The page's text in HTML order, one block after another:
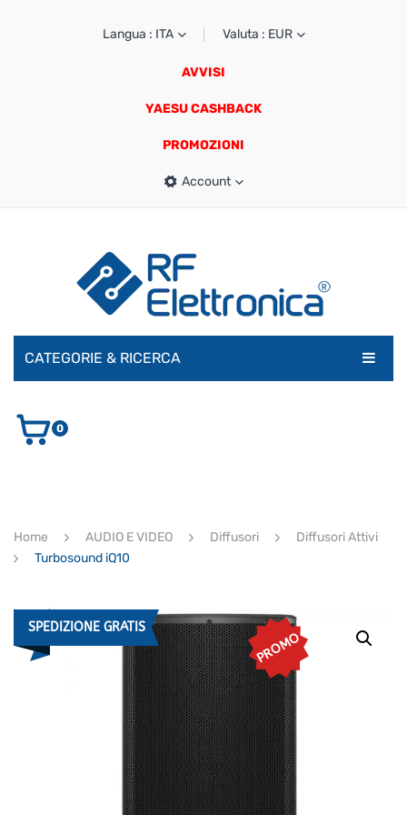
Langua : ITA Valuta : EUR
AVVISI
YAESU CASHBACK
PROMOZIONI
Account
CATEGORIE & RICERCA
AUDIO E VIDEO
ULTIMI ARRIVI
0
Home AUDIO E VIDEO Diffusori
Diffusori Attivi
Turbosound iQ10
SPEDIZIONE GRATIS
PROMO